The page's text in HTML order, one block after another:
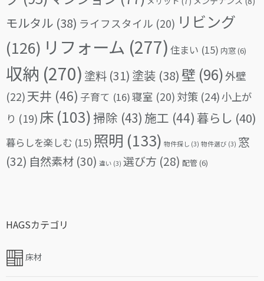
モルタル (38) ライフスタイル (20) リビング
(126) リフォーム (277) 住まい (15) 内窓(6)
収納 (270) 塗料 (31) 塗装 (38) 壁 (96)外壁
(22)天井 (46) 子育て (16)寝室 (20) 対策 (24)小上が
り (19) 床 (103)掃除 (43) 施工 (44) 暮らし (40)
暮らしを楽しむ (15) 照明 (133) 物件探し (3) 物件選び (3) 窓
(32) 自然素材 (30) 違い (3) 選び方 (28) 配管(6)
HAGSカテゴリ
床材